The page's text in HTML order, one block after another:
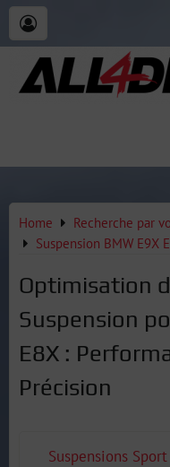
Home Recherche par
Suspension BMW E9X
Optimisation
Suspension
E8X :
Précision
Suspensions Sport